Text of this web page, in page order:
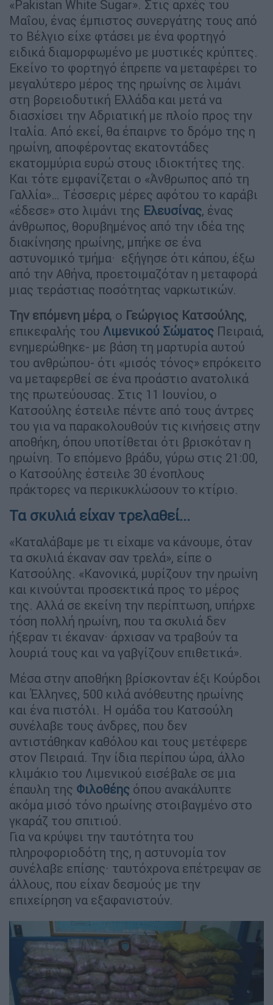
«Pakistan White Sugar». Στις αρχές του
Μαΐου, ένας έμπιστος συνεργάτης τους από
το Βέλγιο είχε φτάσει με ένα φορτηγό
ειδικά διαμορφωμένο με μυστικές κρύπτες.
Εκείνο το φορτηγό έπρεπε να μεταφέρει το
μεγαλύτερο μέρος της ηρωίνης σε λιμάνι
στη βορειοδυτική Ελλάδα και μετά να
διασχίσει την Αδριατική με πλοίο προς την
Ιταλία. Από εκεί, θα έπαιρνε το δρόμο της η
ηρωίνη, αποφέροντας εκατοντάδες
εκατομμύρια ευρώ στους ιδιοκτήτες της.
Και τότε εμφανίζεται ο «Άνθρωπος από τη
Γαλλία»… Τέσσερις μέρες αφότου το καράβι
«έδεσε» στο λιμάνι της Ελευσίνας, ένας
άνθρωπος, θορυβημένος από την ιδέα της
διακίνησης ηρωίνης, μπήκε σε ένα
αστυνομικό τμήμα· εξήγησε ότι κάπου, έξω
από την Αθήνα, προετοιμαζόταν η μεταφορά
μιας τεράστιας ποσότητας ναρκωτικών.
Την επόμενη μέρα, ο Γεώργιος Κατσούλης,
επικεφαλής του Λιμενικού Σώματος Πειραιά,
ενημερώθηκε- με βάση τη μαρτυρία αυτού
του ανθρώπου- ότι «μισός τόνος» επρόκειτο
να μεταφερθεί σε ένα προάστιο ανατολικά
της πρωτεύουσας. Στις 11 Ιουνίου, ο
Κατσούλης έστειλε πέντε από τους άντρες
του για να παρακολουθούν τις κινήσεις στην
αποθήκη, όπου υποτίθεται ότι βρισκόταν η
ηρωίνη. Το επόμενο βράδυ, γύρω στις 21:00,
ο Κατσούλης έστειλε 30 ένοπλους
πράκτορες να περικυκλώσουν το κτίριο.
Τα σκυλιά είχαν τρελαθεί...
«Καταλάβαμε με τι είχαμε να κάνουμε, όταν
τα σκυλιά έκαναν σαν τρελά», είπε ο
Κατσούλης. «Κανονικά, μυρίζουν την ηρωίνη
και κινούνται προσεκτικά προς το μέρος
της. Αλλά σε εκείνη την περίπτωση, υπήρχε
τόση πολλή ηρωίνη, που τα σκυλιά δεν
ήξεραν τι έκαναν· άρχισαν να τραβούν τα
λουριά τους και να γαβγίζουν επιθετικά».
Μέσα στην αποθήκη βρίσκονταν έξι Κούρδοι
και Έλληνες, 500 κιλά ανόθευτης ηρωίνης
και ένα πιστόλι. Η ομάδα του Κατσούλη
συνέλαβε τους άνδρες, που δεν
αντιστάθηκαν καθόλου και τους μετέφερε
στον Πειραιά. Την ίδια περίπου ώρα, άλλο
κλιμάκιο του Λιμενικού εισέβαλε σε μια
έπαυλη της Φιλοθέης όπου ανακάλυπτε
ακόμα μισό τόνο ηρωίνης στοιβαγμένο στο
γκαράζ του σπιτιού.
Για να κρύψει την ταυτότητα του
πληροφοριοδότη της, η αστυνομία τον
συνέλαβε επίσης· ταυτόχρονα επέτρεψαν σε
άλλους, που είχαν δεσμούς με την
επιχείρηση να εξαφανιστούν.